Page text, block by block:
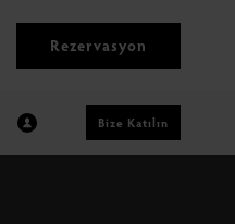
Rezervasyon
Bize Katılın